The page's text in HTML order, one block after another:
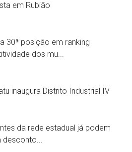
em Rubião
30ª posição em ranking
dos mu...
inaugura Distrito Industrial IV
da rede estadual já podem
desconto...